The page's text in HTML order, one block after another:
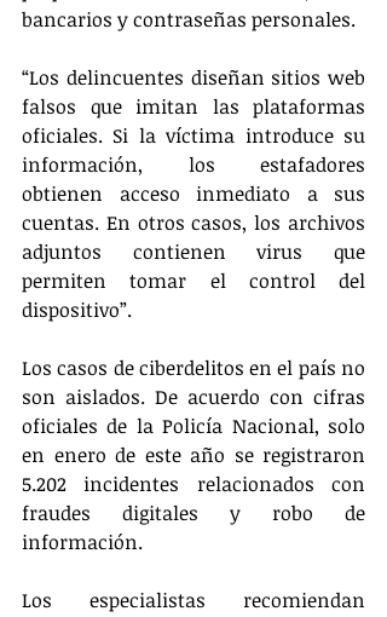
bancarios y contraseñas personales.
“Los delincuentes diseñan sitios web
falsos que imitan las plataformas
oficiales. Si la víctima introduce su
información, los estafadores
obtienen acceso inmediato a sus
cuentas. En otros casos, los archivos
adjuntos contienen virus que
permiten tomar el control del
dispositivo”.
Los casos de ciberdelitos en el país no
son aislados. De acuerdo con cifras
oficiales de la Policía Nacional, solo
en enero de este año se registraron
5.202 incidentes relacionados con
fraudes digitales y robo de
información.
Los especialistas recomiendan